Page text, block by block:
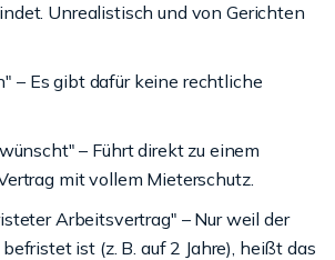
Unrealistisch und von Gerichten
– Es gibt dafür keine rechtliche
– Führt direkt zu einem
mit vollem Mieterschutz.
Arbeitsvertrag" – Nur weil der
ist (z. B. auf 2 Jahre), heißt das